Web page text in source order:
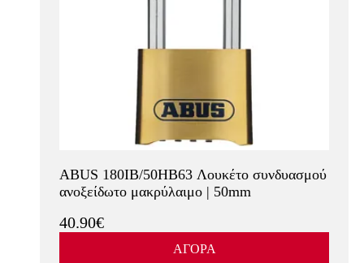
ABUS 180IB/50HB63 Λουκέτο συνδυασμού
ανοξείδωτο μακρύλαιμο | 50mm
40.90€
ΑΓΟΡΑ